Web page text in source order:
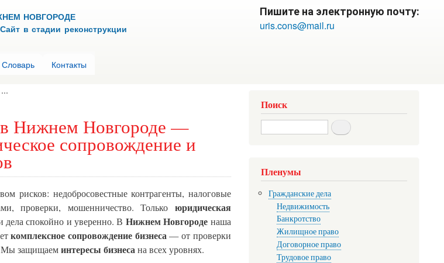
к
основному
НОВГОРОДЕ
в стадии реконструкции
Пишите на электронную почту:
uris.cons@mail.ru
Словарь Контакты
...
в Нижнем Новгороде —
сопровождение и
рисков: недобросовестные контрагенты, налоговые
проверки, мошенничество. Только юридическая
дела спокойно и уверенно. В Нижнем Новгороде наша
комплексное сопровождение бизнеса— от проверки
Мы защищаеминтересы бизнесана всех уровнях.
Поиск
Search
Пленумы
Гражданские дела
Недвижимость
Банкротство
Жилищное право
Договорное право
Трудовое право